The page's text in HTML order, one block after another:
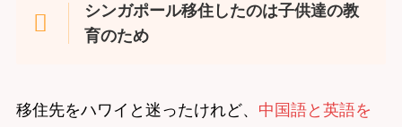
シンガポール移住したのは子供達の教
育のため
移住先をハワイと迷ったけれど、 中国語と英語を